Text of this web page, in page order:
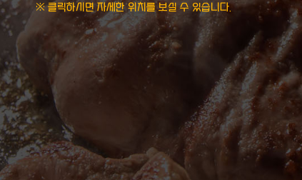
※ 클릭하시면 자세한 위치를 보실 수 있습니다.